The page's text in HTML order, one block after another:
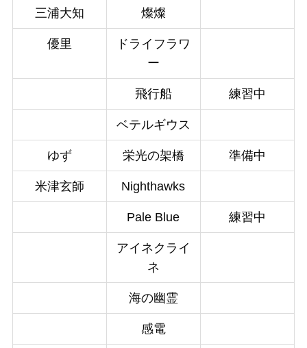
三浦大知 燦燦
優里
ドライフラワ
ー
飛行船 練習中
ベテルギウス
ゆず 栄光の架橋 準備中
米津玄師 Nighthawks
Pale Blue 練習中
アイネクライ
ネ
海の幽霊
感電